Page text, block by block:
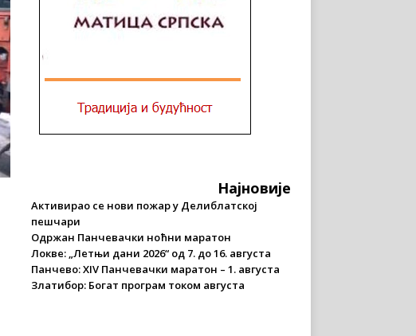
Најновије
Активирао се нови пожар у Делиблатској
пешчари
Одржан Панчевачки ноћни маратон
Локве: „Летњи дани 2026“ од 7. до 16. августа
Панчево: XIV Панчевачки маратон – 1. августа
Златибор: Богат програм током августа